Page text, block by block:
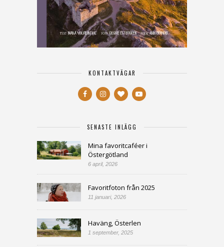
KONTAKTVÄGAR
SENASTE INLÄGG
Mina favoritcaféer i
Östergötland
6 april, 2026
Favoritfoton från 2025
11 januari, 2026
Haväng, Österlen
1 september, 2025